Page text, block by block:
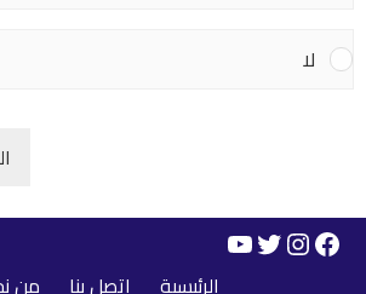
لا
Facebook
Instagram
Twitter
YouTube
الرئيسية اتصل بنا من